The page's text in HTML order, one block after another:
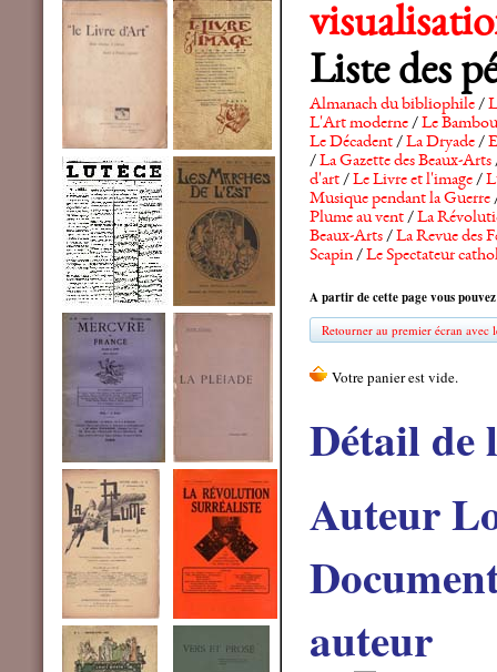
Liste des
Almanach du bibliophile/
L'Art moderne/Le Bambou
Le Décadent/La Dryade/
/La Gazette des Beaux-Arts
d'art/Le Livre et l'image/
Musique pendant la Guerre
Plume au vent/La
Beaux-Arts/La Revue des
Scapin/Le Spectateur
A partir de cette page vous
Retourner au premier écran avec
Détail de
Auteur
auteur